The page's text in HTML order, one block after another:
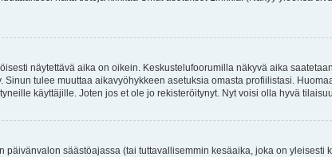
näytettävä aika on oikein. Keskustelufoorumilla näkyvä aika
tulee muuttaa aikavyöhykkeen asetuksia omasta profiilistasi.
käyttäjille. Joten jos et ole jo rekisteröitynyt. Nyt voisi olla hyvä
säästöajassa (tai tuttavallisemmin kesäaika, joka on yleisesti